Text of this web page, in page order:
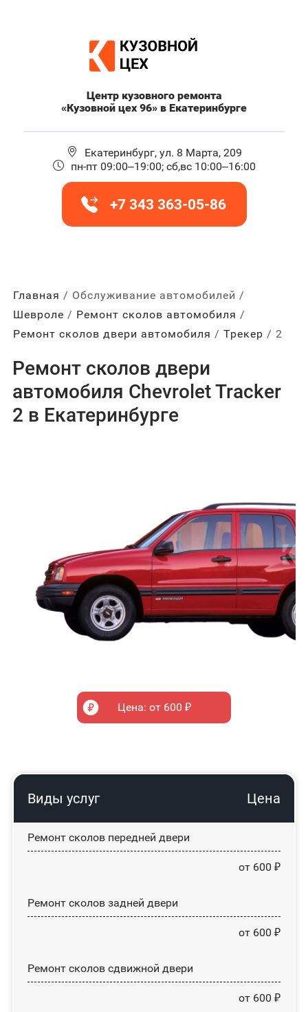
Центр кузовного ремонта
«Кузовной цех 96» в Екатеринбурге
Екатеринбург, ул. 8 Марта, 209
пн-пт 09:00–19:00; сб,вс 10:00–16:00
+7 343 363-05-86
Главная
Обслуживание автомобилей
Шевроле
Ремонт сколов автомобиля
Ремонт сколов двери автомобиля
Трекер 2
Ремонт сколов двери
автомобиля Chevrolet Tracker
2 в Екатеринбурге
Цена: от 600 ₽
Виды услуг Цена
Ремонт сколов передней двери
от 600 ₽
Ремонт сколов задней двери
от 600 ₽
Ремонт сколов сдвижной двери
от 600 ₽